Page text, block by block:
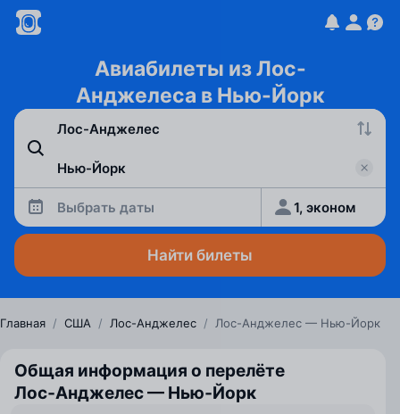
Авиабилеты из Лос-
Анджелеса в Нью-Йорк
Выбрать даты 1, эконом
Найти билеты
Главная / США / Лос-Анджелес / Лос-Анджелес — Нью-Йорк
Общая информация о перелёте
Лос‑Анджелес — Нью‑Йорк